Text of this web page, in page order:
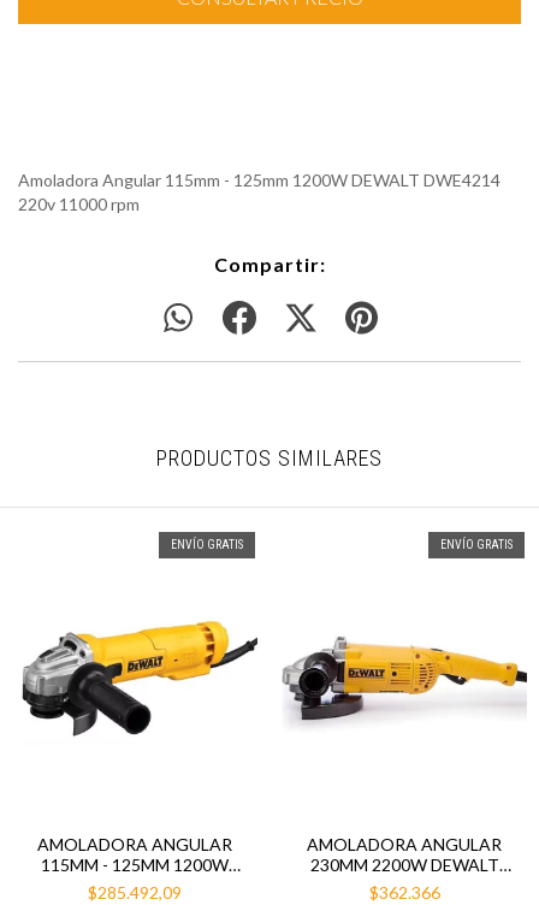
Amoladora Angular 115mm - 125mm 1200W DEWALT DWE4214
220v 11000 rpm
Compartir:
PRODUCTOS SIMILARES
ENVÍO GRATIS
AMOLADORA ANGULAR
115MM - 125MM 1200W
DEWALT DWE4212
$285.492,09
ENVÍO GRATIS
AMOLADORA ANGULAR
230MM 2200W DEWALT
DWE490
$362.366